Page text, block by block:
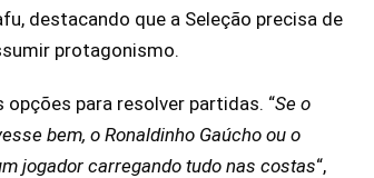
destacando que a Seleção precisa de
protagonismo.
para resolver partidas. “Se o
bem, o Ronaldinho Gaúcho ou o
jogador carregando tudo nas costas“,